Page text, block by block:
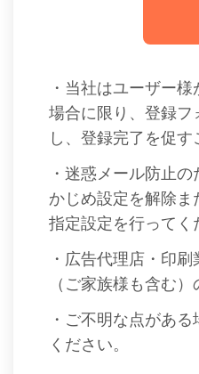
・当社はユーザー
場合に限り、登録
し、登録完了を促
・迷惑メール防止
かじめ設定を解除
指定設定を行ってく
・広告代理店・印
（ご家族様も含む
・ご不明な点があ
ください。